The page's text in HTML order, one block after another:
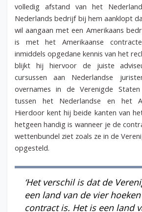
volledig afstand van het
Nederlands bedrijf bij hem aanklopt
wil aangaan met een Amerikaans
is met het Amerikaanse
inmiddels opgedane kennis van het
blijkt hij hiervoor de juiste
cursussen aan Nederlandse
overnames in de Verenigde
tussen het Nederlandse en het
Hierdoor kent hij beide kanten van
hetgeen handig is wanneer je de
wettenbundel ziet zoals ze in de
opgesteld.
‘Het verschil is dat de
een land van de vier
contract is. Het is een land